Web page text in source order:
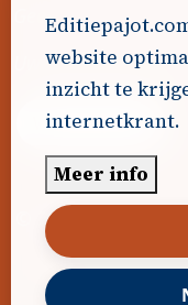
Geen advertenties
Uw advertentie
Word Partner!
© 2026
|Disclaimer
website
inzicht te
internetkrant.
Meer info